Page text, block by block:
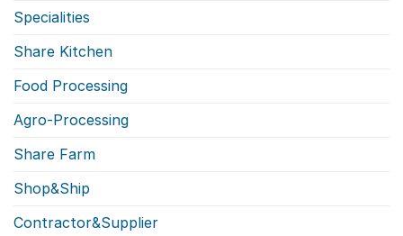
Specialities
Share Kitchen
Food Processing
Agro-Processing
Share Farm
Shop&Ship
Contractor&Supplier